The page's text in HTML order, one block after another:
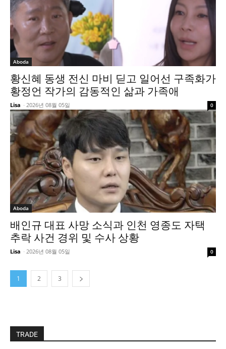
Aboda
황신혜 동생 전신 마비 딛고 일어선 구족화가
황정언 작가의 감동적인 삶과 가족애
Lisa - 2026년 08월 05일 0
Aboda
배인규 대표 사망 소식과 인천 영종도 자택
추락 사건 경위 및 수사 상황
Lisa - 2026년 08월 05일 0
1 2 3
TRADE